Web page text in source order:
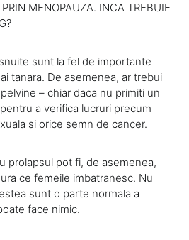
MENOPAUZA. INCA TREBUIE
sunt la fel de importante
tanara. De asemenea, ar trebui
– chiar daca nu primiti un
a verifica lucruri precum
si orice semn de cancer.
prolapsul pot fi, de asemenea,
ce femeile imbatranesc. Nu
sunt o parte normala a
face nimic.